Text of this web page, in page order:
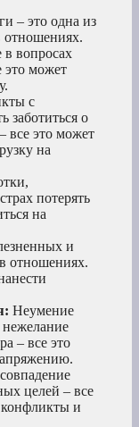
– это одна из
отношениях.
в вопросах
это может
с
заботиться о
все это может
на
потерять
на
и
отношениях.
Неумение
нежелание
– все это
целей – все
конфликты и